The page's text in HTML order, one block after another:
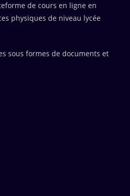
de cours en ligne en
physiques de niveau lycée
sous formes de documents et